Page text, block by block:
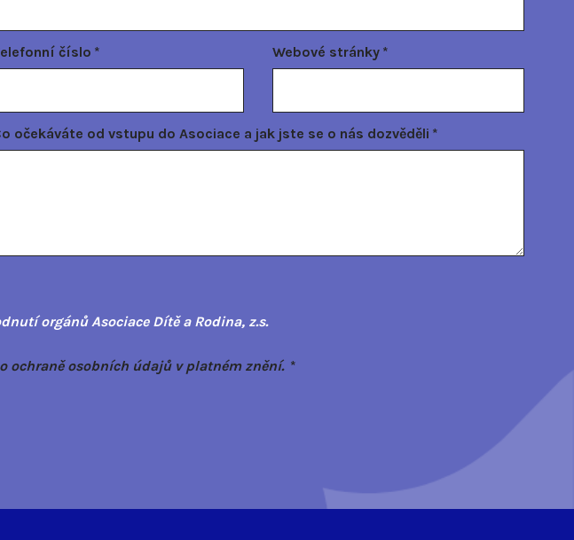
číslo * Webové stránky *
očekáváte od vstupu do Asociace a jak jste se o nás dozvěděli *
orgánů Asociace Dítě a Rodina, z.s.
ochraně osobních údajů v platném znění. *